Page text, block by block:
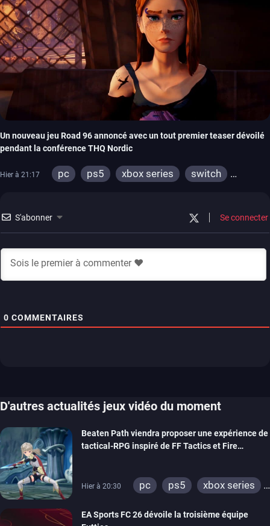
Un nouveau jeu Road 96 annoncé avec un tout premier teaser dévoilé
pendant la conférence THQ Nordic
Hier à 21:17 pc ps5 xbox series
switch
S'abonner Se connecter
0 COMMENTAIRES
D'autres actualités jeux vidéo du moment
Beaten Path viendra proposer une expérience de
tactical-RPG inspiré de FF Tactics et Fire
Hier à 20:30 pc ps5
xbox series
EA Sports FC 26 dévoile la troisième équipe